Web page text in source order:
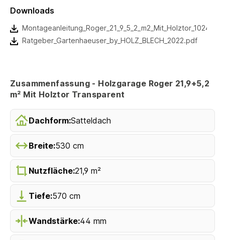
Downloads
Ratgeber_Gartenhaeuser_by_HOLZ_BLECH_2022.pdf
Zusammenfassung - Holzgarage Roger 21,9+5,2
m² Mit Holztor Transparent
Dachform:Satteldach
Breite:530 cm
Nutzfläche:21,9 m²
Tiefe:570 cm
Wandstärke:44 mm